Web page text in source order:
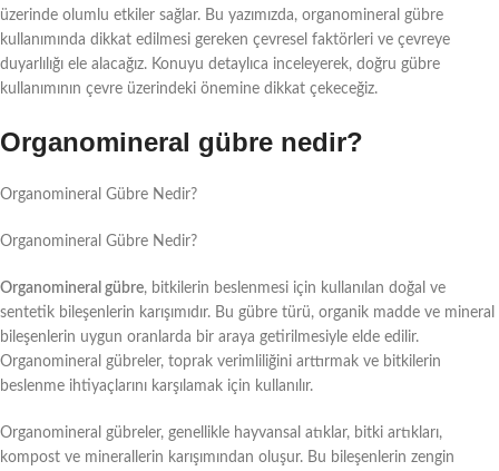
üzerinde olumlu etkiler sağlar. Bu yazımızda, organomineral gübre
kullanımında dikkat edilmesi gereken çevresel faktörleri ve çevreye
duyarlılığı ele alacağız. Konuyu detaylıca inceleyerek, doğru gübre
kullanımının çevre üzerindeki önemine dikkat çekeceğiz.
Organomineral gübre nedir?
Organomineral Gübre Nedir?
Organomineral Gübre Nedir?
Organomineral gübre, bitkilerin beslenmesi için kullanılan doğal ve
sentetik bileşenlerin karışımıdır. Bu gübre türü, organik madde ve mineral
bileşenlerin uygun oranlarda bir araya getirilmesiyle elde edilir.
Organomineral gübreler, toprak verimliliğini arttırmak ve bitkilerin
beslenme ihtiyaçlarını karşılamak için kullanılır.
Organomineral gübreler, genellikle hayvansal atıklar, bitki artıkları,
kompost ve minerallerin karışımından oluşur. Bu bileşenlerin zengin